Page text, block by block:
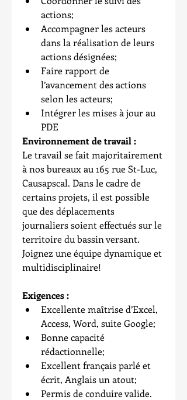
actions;
Accompagner les acteurs
dans la réalisation de leurs
actions désignées;
Faire rapport de
l’avancement des actions
selon les acteurs;
Intégrer les mises à jour au
PDE
Environnement de travail :
Le travail se fait majoritairement
à nos bureaux au 165 rue St-Luc,
Causapscal. Dans le cadre de
certains projets, il est possible
que des déplacements
journaliers soient effectués sur le
territoire du bassin versant.
Joignez une équipe dynamique et
multidisciplinaire!
Exigences :
Excellente maîtrise d’Excel,
Access, Word, suite Google;
Bonne capacité
rédactionnelle;
Excellent français parlé et
écrit, Anglais un atout;
Permis de conduire valide.